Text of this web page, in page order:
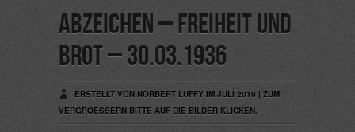
Abzeichen – Freiheit und
Brot – 30.03.1936
ERSTELLT VON NORBERT LUFFY IM JULI 2019 | ZUM
VERGROESSERN BITTE AUF DIE BILDER KLICKEN.